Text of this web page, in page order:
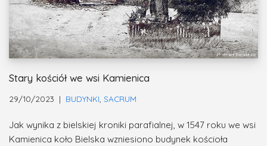
Stary kościół we wsi Kamienica
29/10/2023 BUDYNKI SACRUM
Jak wynika z bielskiej kroniki parafialnej, w 1547 roku we wsi
Kamienica koło Bielska wzniesiono budynek kościoła